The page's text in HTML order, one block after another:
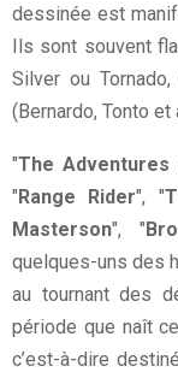
dessinée est
Ils sont souvent
Silver ou
(Bernardo, Tonto et
"The
"Range Rider", "
Masterson", "
quelques-uns des
au tournant des
période que naît
c’est-à-dire